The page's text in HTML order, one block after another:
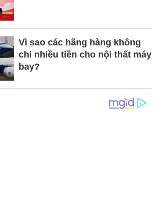
Vì sao các hãng hàng không
chi nhiều tiền cho nội thất máy
bay?